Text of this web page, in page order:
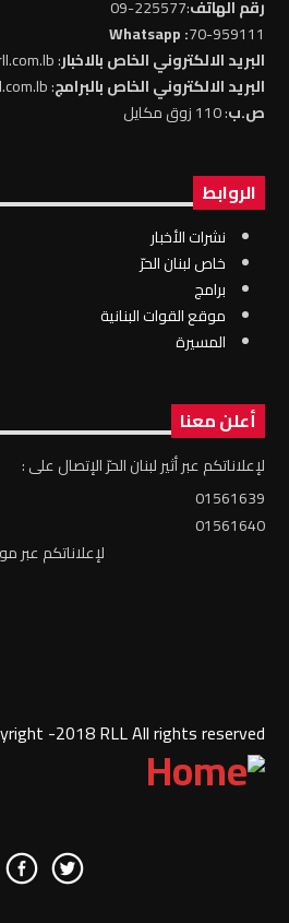
رقم الهاتف:225577-09
70-959111
: Whatsapp
البريد الالكتروني الخاص بالاخبار: news@rll.com.lb
البريد الالكتروني الخاص بالبرامج: info@rll.com.lb
ص.ب: 110 زوق مكايل
الروابط
نشرات الأخبار
خاص لبنان الحرّ
برامج
موقع القوات البنانية
المسيرة
أعلن معنا
لإعلاناتكم عبر أثير لبنان الحرّ الإتصال على :
01561639
01561640
لإعلاناتكم عبر
-2018 RLL All rights reserved